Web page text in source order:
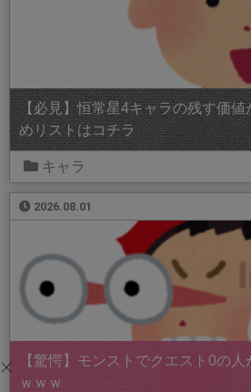
【必見】恒常星4キャラの残す価値
めリストはコチラ
キャラ
2026.08.01
【驚愕】モンストでクエスト0の人
ｗｗｗ